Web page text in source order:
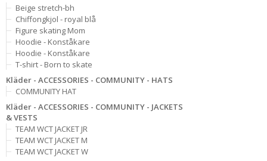
Beige stretch-bh
Chiffongkjol - royal blå
Figure skating Mom
Hoodie - Konståkare
Hoodie - Konståkare
T-shirt - Born to skate
Kläder - ACCESSORIES - COMMUNITY - HATS
COMMUNITY HAT
Kläder - ACCESSORIES - COMMUNITY - JACKETS
& VESTS
TEAM WCT JACKET JR
TEAM WCT JACKET M
TEAM WCT JACKET W